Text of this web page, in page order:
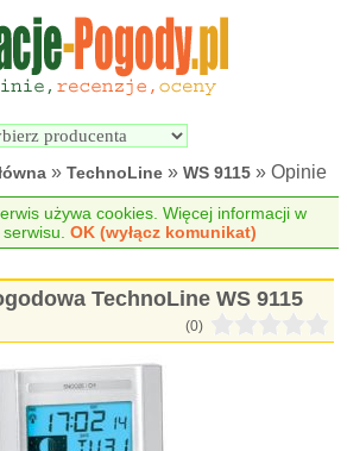
Wyszukiwarka
pogodowych
» TechnoLine » WS 9115 » Opinie
używa cookies. Więcej informacji w
serwisu.OK (wyłącz komunikat)
TechnoLine WS 9115
(0)